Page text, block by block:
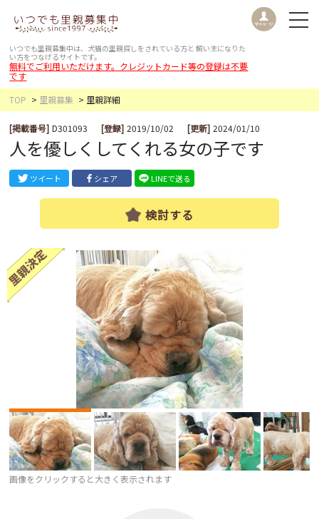
いつでも里親募集中は、犬猫の里親探しをされている方と 飼い主になりた
い方をつなげるサイトです。
無料でご利用いただけます。クレジットカード等の登録は不要
です
TOP
里親募集 里親詳細
[掲載番号] D301093 [登録] 2019/10/02 [更新] 2024/01/10
人を優しくしてくれる女の子です
ツイート シェア LINEで送る
検討する
画像をクリックすると大きく表示されます